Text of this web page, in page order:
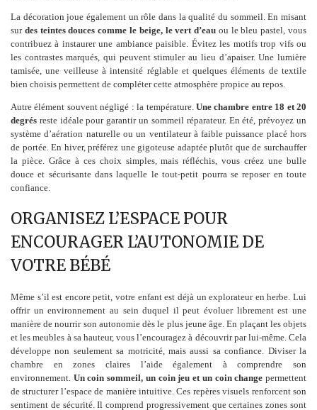
La décoration joue également un rôle dans la qualité du sommeil. En misant
sur des teintes douces comme le beige, le vert d’eau ou le bleu pastel, vous
contribuez à instaurer une ambiance paisible. Évitez les motifs trop vifs ou
les contrastes marqués, qui peuvent stimuler au lieu d’apaiser. Une lumière
tamisée, une veilleuse à intensité réglable et quelques éléments de textile
bien choisis permettent de compléter cette atmosphère propice au repos.
Autre élément souvent négligé : la température. Une chambre entre 18 et 20
degrés reste idéale pour garantir un sommeil réparateur. En été, prévoyez un
système d’aération naturelle ou un ventilateur à faible puissance placé hors
de portée. En hiver, préférez une gigoteuse adaptée plutôt que de surchauffer
la pièce. Grâce à ces choix simples, mais réfléchis, vous créez une bulle
douce et sécurisante dans laquelle le tout-petit pourra se reposer en toute
confiance.
ORGANISEZ L’ESPACE POUR
ENCOURAGER L’AUTONOMIE DE
VOTRE BÉBÉ
Même s’il est encore petit, votre enfant est déjà un explorateur en herbe. Lui
offrir un environnement au sein duquel il peut évoluer librement est une
manière de nourrir son autonomie dès le plus jeune âge. En plaçant les objets
et les meubles à sa hauteur, vous l’encouragez à découvrir par lui-même. Cela
développe non seulement sa motricité, mais aussi sa confiance. Diviser la
chambre en zones claires l’aide également à comprendre son
environnement. Un coin sommeil, un coin jeu et un coin change permettent
de structurer l’espace de manière intuitive. Ces repères visuels renforcent son
sentiment de sécurité. Il comprend progressivement que certaines zones sont